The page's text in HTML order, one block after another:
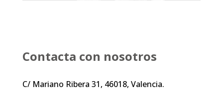
Contacta con nosotros
C/ Mariano Ribera 31, 46018, Valencia.